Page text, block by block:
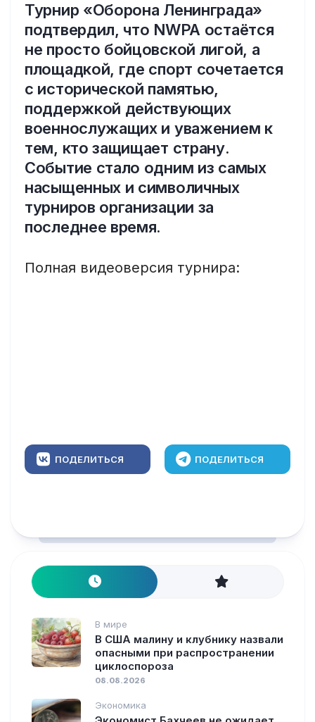
Турнир «Оборона Ленинграда»
подтвердил, что NWPA остаётся
не просто бойцовской лигой, а
площадкой, где спорт сочетается
с исторической памятью,
поддержкой действующих
военнослужащих и уважением к
тем, кто защищает страну.
Событие стало одним из самых
насыщенных и символичных
турниров организации за
последнее время.
Полная видеоверсия турнира:
ПОДЕЛИТЬСЯ ПОДЕЛИТЬСЯ
В мире
В США малину и клубнику назвали
опасными при распространении
циклоспороза
08.08.2026
Экономика